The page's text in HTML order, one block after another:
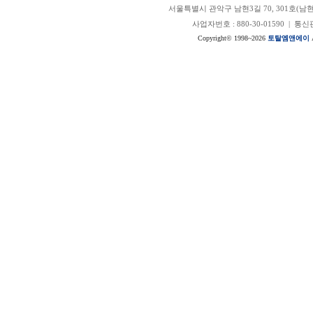
서울특별시 관악구 남현3길 70, 301호(남
사업자번호 : 880-30-01590 | 통
Copyright© 1998~2026 토탈엠앤에이